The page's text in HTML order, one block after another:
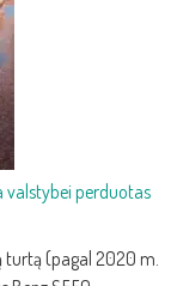
valstybei perduotas
(pagal 2020 m.